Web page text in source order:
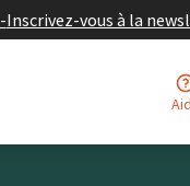
-Inscrivez-vous à la